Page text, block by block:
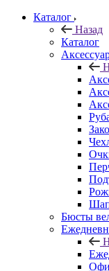
Каталог
Назад
Каталог
Бюсты